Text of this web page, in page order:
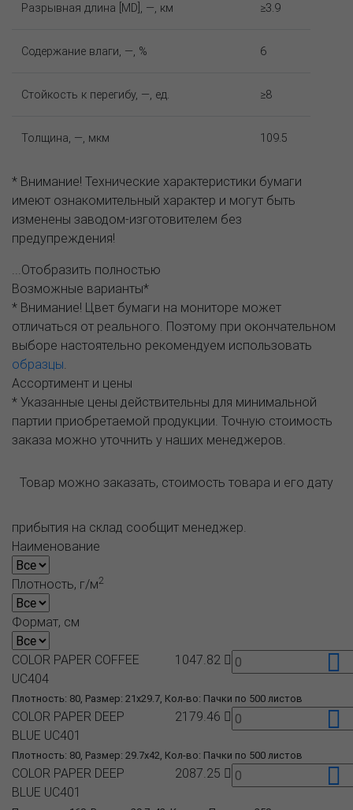
Разрывная длина [MD], —, км ≥3.9
Содержание влаги, —, % 6
Стойкость к перегибу, —, ед. ≥8
Толщина, —, мкм 109.5
* Внимание! Технические характеристики бумаги
имеют ознакомительный характер и могут быть
изменены заводом-изготовителем без
предупреждения!
...Отобразить полностью
Возможные варианты*
* Внимание! Цвет бумаги на мониторе может
отличаться от реального. Поэтому при окончательном
выборе настоятельно рекомендуем использовать
образцы.
Ассортимент и цены
* Указанные цены действительны для минимальной
партии приобретаемой продукции. Точную стоимость
заказа можно уточнить у наших менеджеров.
Товар можно заказать, стоимость товара и его дату
прибытия на склад сообщит менеджер.
Наименование
Плотность, г/м2
Формат, см
Плотность: 80, Размер: 21x29.7, Кол-во: Пачки по 500 листов
COLOR PAPER COFFEE
UC404
1047.82
Плотность: 80, Размер: 29.7x42, Кол-во: Пачки по 500 листов
COLOR PAPER DEEP
BLUE UC401
2179.46
COLOR PAPER DEEP
BLUE UC401
2087.25